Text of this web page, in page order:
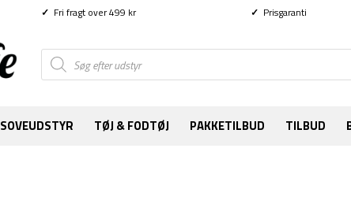
✓ Fri fragt over 499 kr ✓ Prisgaranti
Products
search
SOVEUDSTYR TØJ & FODTØJ PAKKETILBUD TILBUD